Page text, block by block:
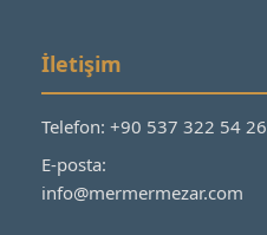
İletişim
Telefon: +90 537 322 54 26
E-posta:
info@mermermezar.com